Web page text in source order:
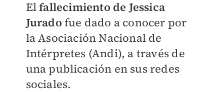
Elfallecimiento de Jessica
Jurado fue dado a conocer por
la Asociación Nacional de
Intérpretes (Andi), a través de
una publicación en sus redes
sociales.